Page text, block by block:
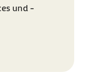
und -